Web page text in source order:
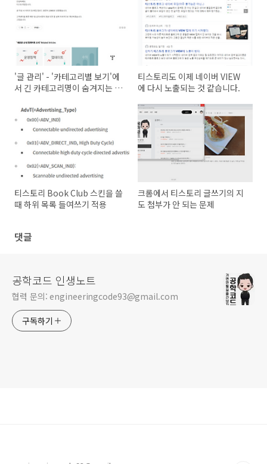
'글 관리' - '카테고리별 보기'에
서 긴 카테고리명이 숨겨지는 현
티스토리도 이제 네이버 VIEW
에 다시 노출되는 것 같습니다.
티스토리 Book Club 스킨을 쓸
때 하위 목록 들여쓰기 적용
크롬에서 티스토리 글쓰기의 지
도 첨부가 안 되는 문제
댓글
공학코드 인생노트
협력 문의: engineeringcode93@gmail.com
구독하기